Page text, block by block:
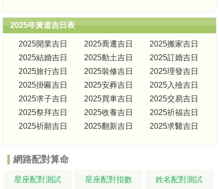
2025年黃道吉日表
2025開業吉日 2025喬遷吉日
2025搬家吉日
2025結婚吉日
2025動土吉日
2025訂婚吉日
2025旅行吉日
2025裝修吉日
2025理發吉日
2025掛匾吉日
2025安葬吉日
2025入殮吉日
2025求子吉日
2025買車吉日
2025交易吉日
2025祭拜吉日
2025收養吉日
2025祈福吉日
2025祈願吉日
2025翻新吉日 2025求醫吉日
網路配對算命
星座配對測試 星座配對指數 姓名配對測試